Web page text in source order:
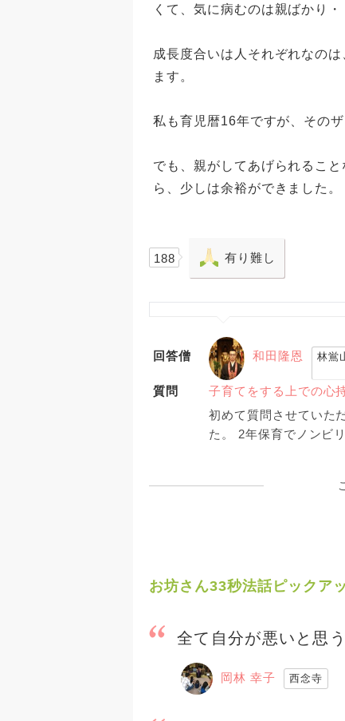
くて、気に病むのは親ばかり・
成長度合いは人それぞれなの
ます。
私も育児暦16年ですが、その
でも、親がしてあげられるこ
ら、少しは余裕ができました。
188 有り難し
回答僧 和田隆恩 林鴬
質問
子育てをする上での心
初めて質問させていた
た。 2年保育でノンビ
だくと、苦手な事が多い
生も責めるわけではな
過ぎかもしれないです
いう心持ちで育児をし
お坊さん33秒法話ピックア
全て自分が悪いと思
岡林 幸子 西念寺